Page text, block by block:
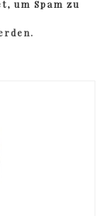
um Spam zu